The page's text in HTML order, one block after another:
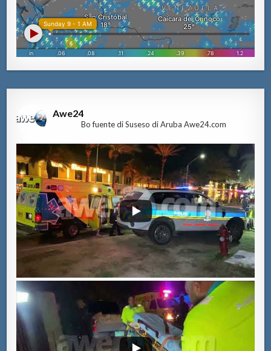
Awe24
Bo fuente di Suseso di Aruba Awe24.com